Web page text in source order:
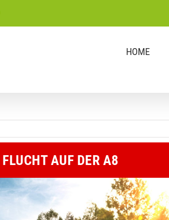
HOME
AUF DER A8